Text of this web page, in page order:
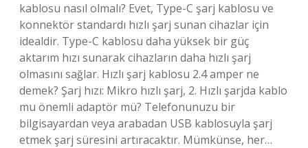
kablosu nasıl olmalı? Evet, Type-C şarj kablosu ve
konnektör standardı hızlı şarj sunan cihazlar için
idealdir. Type-C kablosu daha yüksek bir güç
aktarım hızı sunarak cihazların daha hızlı şarj
olmasını sağlar. Hızlı şarj kablosu 2.4 amper ne
demek? Şarj hızı: Mikro hızlı şarj, 2. Hızlı şarjda kablo
mu önemli adaptör mü? Telefonunuzu bir
bilgisayardan veya arabadan USB kablosuyla şarj
etmek şarj süresini artıracaktır. Mümkünse, her…